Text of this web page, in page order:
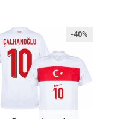
-40%